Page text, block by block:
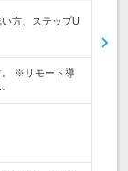
方、ステップU
。 ※リモート導